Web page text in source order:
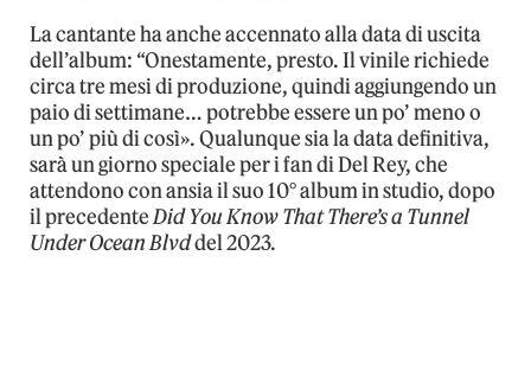
La cantante ha anche accennato alla data di uscita
dell’album: “Onestamente, presto. Il vinile richiede
circa tre mesi di produzione, quindi aggiungendo un
paio di settimane… potrebbe essere un po’ meno o
un po’ più di così». Qualunque sia la data definitiva,
sarà un giorno speciale per i fan di Del Rey, che
attendono con ansia il suo 10° album in studio, dopo
il precedenteDid You Know That There’s a Tunnel
Under Ocean Blvddel 2023.